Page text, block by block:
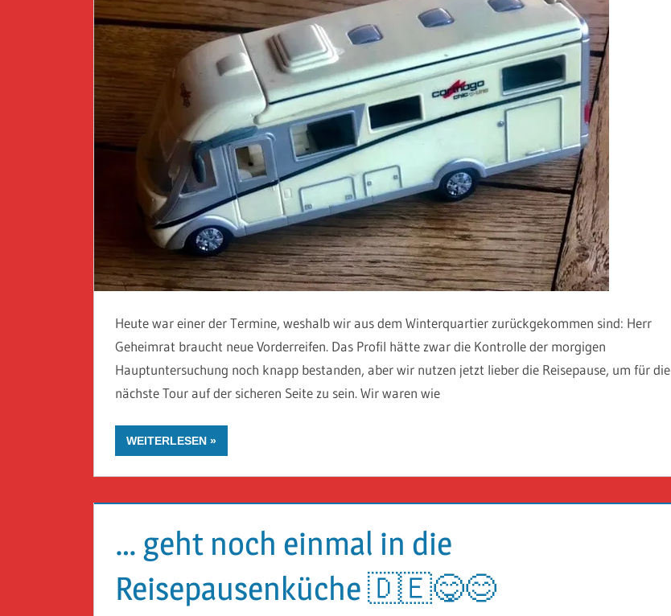
Heute war einer der Termine, weshalb wir aus dem Winterquartier zurückgekommen sind: Herr
Geheimrat braucht neue Vorderreifen. Das Profil hätte zwar die Kontrolle der morgigen
Hauptuntersuchung noch knapp bestanden, aber wir nutzen jetzt lieber die Reisepause, um für die
nächste Tour auf der sicheren Seite zu sein. Wir waren wie
WEITERLESEN
… geht noch einmal in die
Reisepausenküche 🇩🇪😋😊